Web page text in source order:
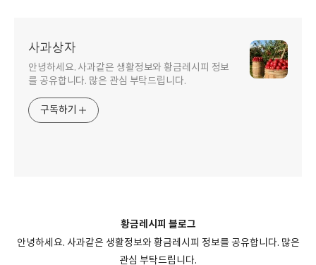
사과상자
안녕하세요. 사과같은 생활정보와 황금레시피 정보
를 공유합니다. 많은 관심 부탁드립니다.
구독하기
황금레시피 블로그
안녕하세요. 사과같은 생활정보와 황금레시피 정보를 공유합니다. 많은
관심 부탁드립니다.